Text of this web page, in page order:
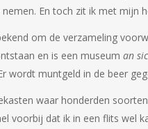
En toch zit ik met mijn
om de verzameling
en is een museum an
wordt muntgeld in de beer
waar honderden
voorbij dat ik in een flits wel